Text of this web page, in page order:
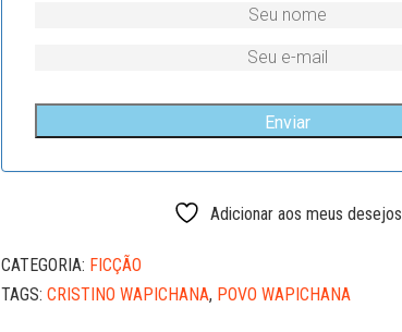
Adicionar aos meus desejos
CATEGORIA: FICÇÃO
TAGS: CRISTINO WAPICHANA, POVO WAPICHANA